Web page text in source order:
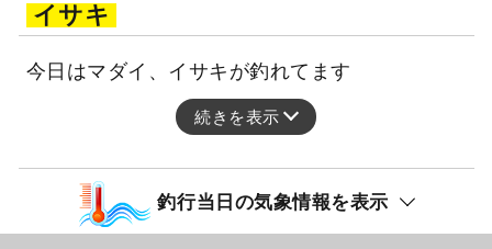
イサキ
今日はマダイ、イサキが釣れてます
続きを表示
釣行当日の気象情報を表示